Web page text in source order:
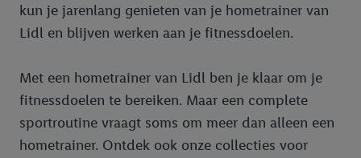
kun je jarenlang genieten van je hometrainer van
Lidl en blijven werken aan je fitnessdoelen.
Met een hometrainer van Lidl ben je klaar om je
fitnessdoelen te bereiken. Maar een complete
sportroutine vraagt soms om meer dan alleen een
hometrainer. Ontdek ook onze collecties voor